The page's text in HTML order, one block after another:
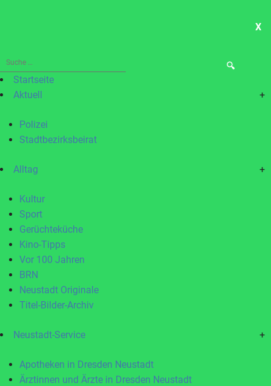
X
Suche
nach:Startseite
Aktuell
+
Polizei
Stadtbezirksbeirat
Alltag +
Kultur
Sport
Gerüchteküche
Kino-Tipps
Vor 100 Jahren
BRN
Neustadt Originale
Titel-Bilder-Archiv
Neustadt-Service +
Apotheken in Dresden Neustadt
Ärztinnen und Ärzte in Dresden Neustadt